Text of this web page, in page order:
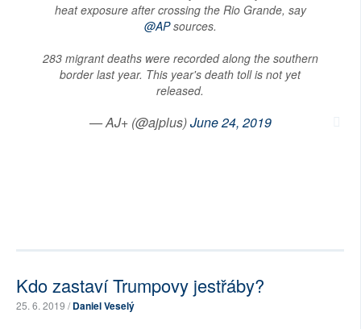
heat exposure after crossing the Rio Grande, say
@APsources.
283 migrant deaths were recorded along the southern
border last year. This year's death toll is not yet
released.
— AJ+ (@ajplus)June 24, 2019
Kdo zastaví Trumpovy jestřáby?
25. 6. 2019 /Daniel Veselý